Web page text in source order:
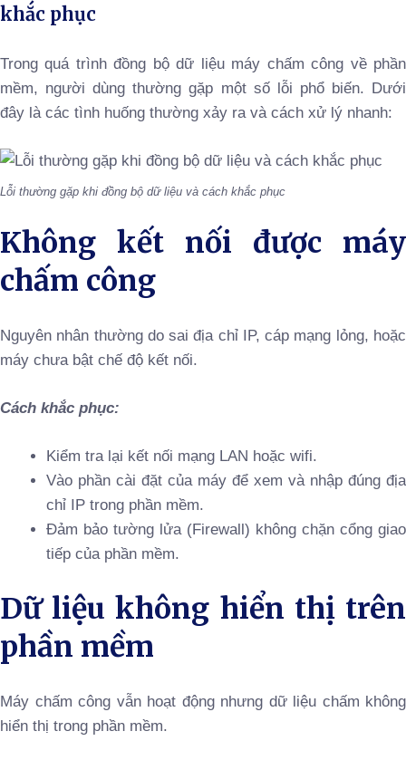
khắc phục
Trong quá trình đồng bộ dữ liệu máy chấm công về phần
mềm, người dùng thường gặp một số lỗi phổ biến. Dưới
đây là các tình huống thường xảy ra và cách xử lý nhanh:
Lỗi thường gặp khi đồng bộ dữ liệu và cách khắc phục
Không kết nối được máy
chấm công
Nguyên nhân thường do sai địa chỉ IP, cáp mạng lỏng, hoặc
máy chưa bật chế độ kết nối.
Cách khắc phục:
Kiểm tra lại kết nối mạng LAN hoặc wifi.
Vào phần cài đặt của máy để xem và nhập đúng địa
chỉ IP trong phần mềm.
Đảm bảo tường lửa (Firewall) không chặn cổng giao
tiếp của phần mềm.
Dữ liệu không hiển thị trên
phần mềm
Máy chấm công vẫn hoạt động nhưng dữ liệu chấm không
hiển thị trong phần mềm.